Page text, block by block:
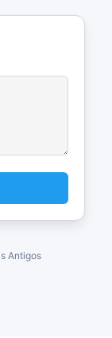
Antigos